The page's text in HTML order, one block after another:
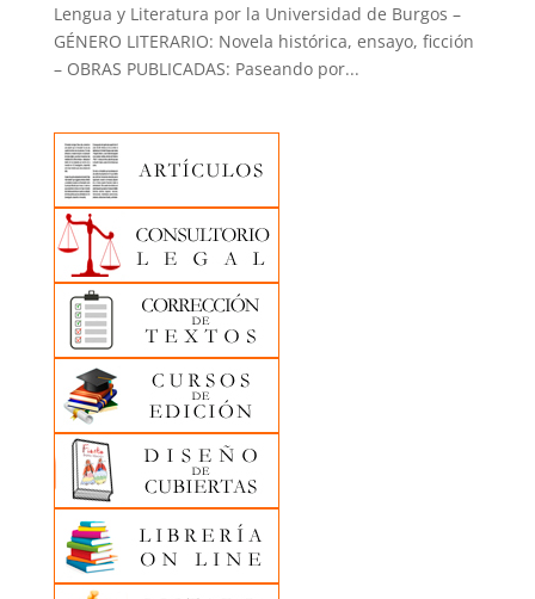
Lengua y Literatura por la Universidad de Burgos –
GÉNERO LITERARIO: Novela histórica, ensayo, ficción
– OBRAS PUBLICADAS: Paseando por...